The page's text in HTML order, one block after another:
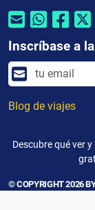
Inscríbase a
Blog de viajes
Descubre qué ver
© COPYRIGHT 2026